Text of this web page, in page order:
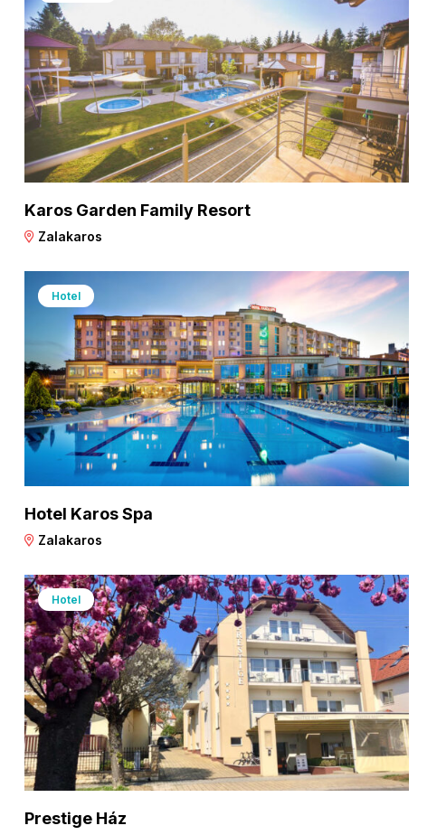
Karos Garden Family Resort
Zalakaros
Hotel
Hotel Karos Spa
Zalakaros
Hotel
Prestige Ház